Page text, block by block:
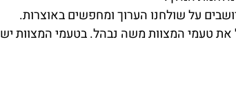
על שולחנו הערוך ומחפשים באוצרות.
טעמי המצוות משה נבהל. בטעמי המצוות יש